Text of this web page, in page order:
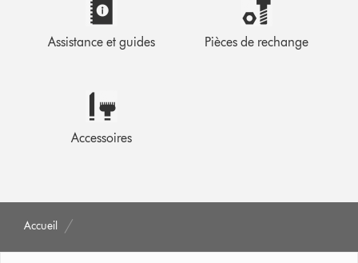
Assistance et guides Pièces de rechange
Accessoires
Accueil